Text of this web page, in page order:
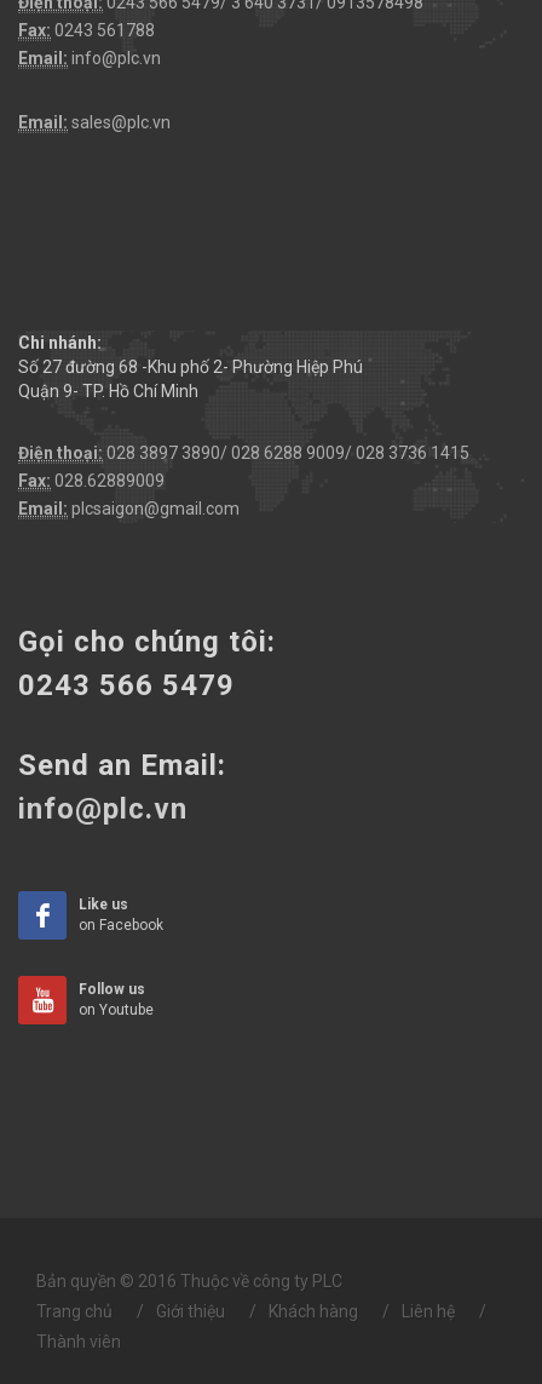
Fax: 0243 561788
Email: info@plc.vn
Email: sales@plc.vn
Chi nhánh:
Số 27 đường 68 -Khu phố 2- Phường Hiệp Phú
Quận 9- TP. Hồ Chí Minh
Điện thoại: 028 3897 3890/ 028 6288 9009/ 028 3736 1415
Fax: 028.62889009
Email: plcsaigon@gmail.com
Gọi cho chúng tôi:
0243 566 5479
Send an Email:
info@plc.vn
Like us
on Facebook
Follow us
on Youtube
Bản quyền © 2016 Thuộc về công ty PLC
Trang chủ
Giới thiệu Khách hàng
Liên hệ
Thành viên